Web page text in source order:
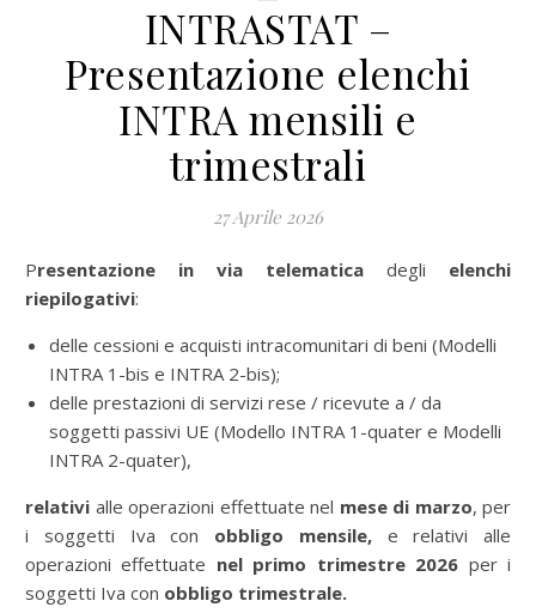
INTRASTAT –
Presentazione elenchi
INTRA mensili e
trimestrali
27 Aprile 2026
Presentazione in via telematica degli elenchi
riepilogativi:
delle cessioni e acquisti intracomunitari di beni (Modelli
INTRA 1-bis e INTRA 2-bis);
delle prestazioni di servizi rese / ricevute a / da
soggetti passivi UE (Modello INTRA 1-quater e Modelli
INTRA 2-quater),
relativi alle operazioni effettuate nel mese di marzo, per
i soggetti Iva con obbligo mensile, e relativi alle
operazioni effettuate nel primo trimestre 2026 per i
soggetti Iva con obbligo trimestrale.